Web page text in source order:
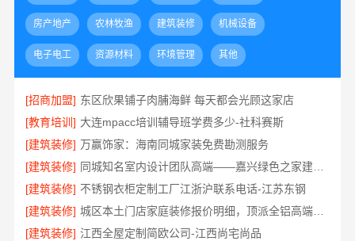
房产地产 农林牧渔 建筑装修 机械设备
电子电工 资源材料 环境管理 其他
[招商加盟] 东区欣果铺子肉脯海鲜 每天都会光顾这家店
[教育培训] 大连mpacc培训辅导班学费多少-社科赛斯
[建筑装修] 万赢饰家：海南同城家装免费勘测服务
[建筑装修]
同城知名室内设计团队高端——嘉兴绿色之家建材科技有限公司
[建筑装修] 不锈钢衣柜定制工厂江浙沪联系电话-江苏东钢
[建筑装修]
城区本土门店家庭装修报价明细，顶派全铝高端定制为您呈现
[建筑装修] 江西全屋定制简欧公司-江西尚宅尚品